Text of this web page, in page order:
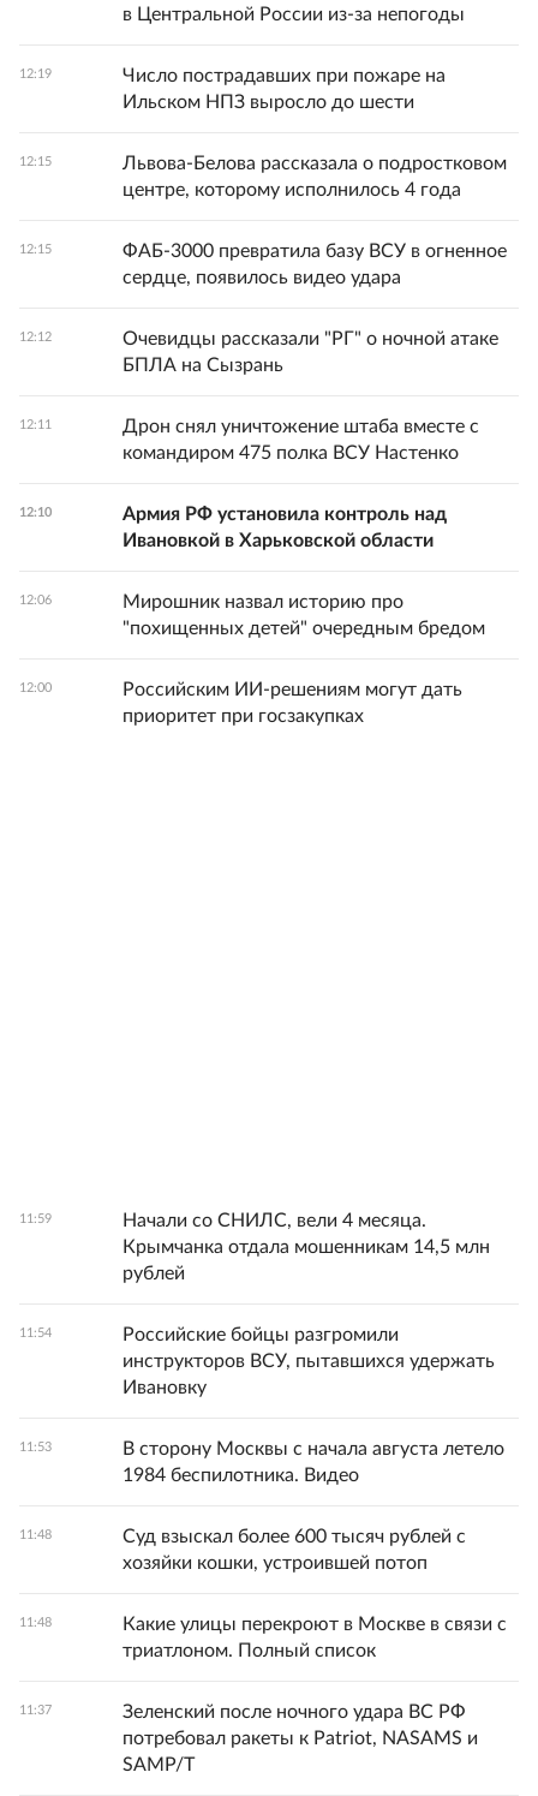
в Центральной России из-за непогоды
12:19
Число пострадавших при пожаре на
Ильском НПЗ выросло до шести
12:15
Львова-Белова рассказала о подростковом
центре, которому исполнилось 4 года
12:15
ФАБ-3000 превратила базу ВСУ в огненное
сердце, появилось видео удара
12:12
Очевидцы рассказали "РГ" о ночной атаке
БПЛА на Сызрань
12:11
Дрон снял уничтожение штаба вместе с
командиром 475 полка ВСУ Настенко
12:10
Армия РФ установила контроль над
Ивановкой в Харьковской области
12:06
Мирошник назвал историю про
"похищенных детей" очередным бредом
12:00
Российским ИИ-решениям могут дать
приоритет при госзакупках
11:59
Начали со СНИЛС, вели 4 месяца.
Крымчанка отдала мошенникам 14,5 млн
рублей
11:54
Российские бойцы разгромили
инструкторов ВСУ, пытавшихся удержать
Ивановку
11:53
В сторону Москвы с начала августа летело
1984 беспилотника. Видео
11:48
Суд взыскал более 600 тысяч рублей с
хозяйки кошки, устроившей потоп
11:48
Какие улицы перекроют в Москве в связи с
триатлоном. Полный список
11:37
Зеленский после ночного удара ВС РФ
потребовал ракеты к Patriot, NASAMS и
SAMP/T